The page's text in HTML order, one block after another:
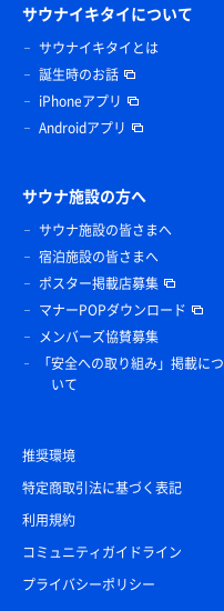
サウナイキタイについて
サウナイキタイとは
誕生時のお話
iPhoneアプリ
Androidアプリ
サウナ施設の方へ
サウナ施設の皆さまへ
宿泊施設の皆さまへ
ポスター掲載店募集
マナーPOPダウンロード
メンバーズ協賛募集
「安全への取り組み」掲載につ
いて
推奨環境
特定商取引法に基づく表記
利用規約
コミュニティガイドライン
プライバシーポリシー